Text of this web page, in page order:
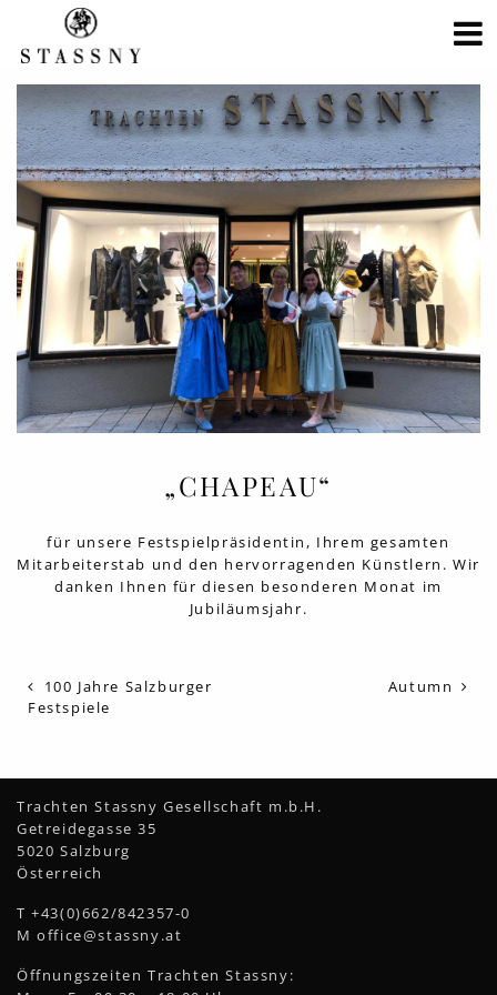
„CHAPEAU“
für unsere Festspielpräsidentin, Ihrem gesamten
Mitarbeiterstab und den hervorragenden Künstlern. Wir
danken Ihnen für diesen besonderen Monat im
Jubiläumsjahr.
100 Jahre Salzburger
Festspiele
Autumn
Trachten Stassny Gesellschaft m.b.H.
Getreidegasse 35
5020 Salzburg
Österreich
T+43(0)662/842357-0
Moffice@stassny.at
Öffnungszeiten Trachten Stassny: